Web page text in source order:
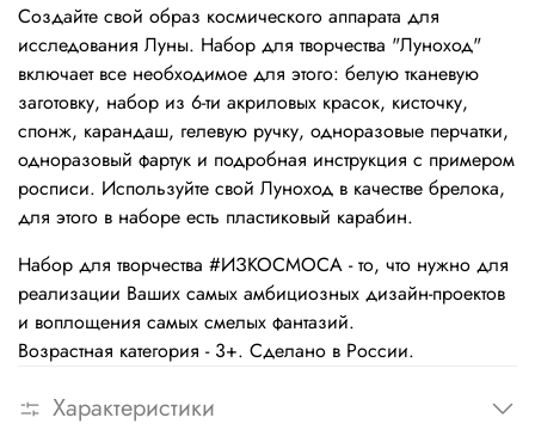
Создайте свой образ космического аппарата для
исследования Луны. Набор для творчества "Луноход"
включает все необходимое для этого: белую тканевую
заготовку, набор из 6-ти акриловых красок, кисточку,
спонж, карандаш, гелевую ручку, одноразовые перчатки,
одноразовый фартук и подробная инструкция с примером
росписи. Используйте свой Луноход в качестве брелока,
для этого в наборе есть пластиковый карабин.
Набор для творчества #ИЗКОСМОСА - то, что нужно для
реализации Ваших самых амбициозных дизайн-проектов
и воплощения самых смелых фантазий.
Возрастная категория - 3+. Сделано в России.
Характеристики